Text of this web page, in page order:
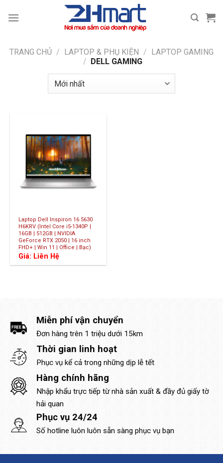
qua
TRANG CHỦ / LAPTOP & PHỤ KIỆN / LAPTOP GAMING
/ DELL GAMING
Laptop Dell Inspiron 16 5630
H6KRV (Intel Core i5-1340P |
16GB | 512GB | NVIDIA
GeForce RTX 2050 | 16 inch
FHD+ | Win 11 | Office | Bạc)
Giá: Liên Hệ
Miễn phí vận chuyển
Đơn hàng trên 1 triệu dưới 15km
Thời gian linh hoạt
Phục vụ kể cả trong những dịp lễ tết
Hàng chính hãng
Nhập khẩu trực tiếp từ nhà sản xuất & đầy đủ giấy tờ
hải quan
Phục vụ 24/24
Số hotline luôn luôn sẵn sàng phục vụ bạn